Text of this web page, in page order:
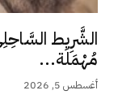
الشَّرِيط
مُهْمَلَة...
أغسطس 5, 2026